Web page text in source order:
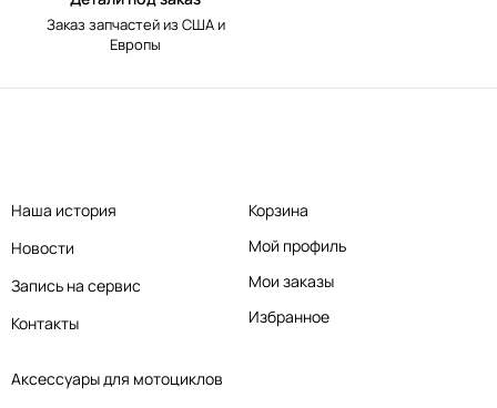
Заказ запчастей из США и
Европы
Аксессуары для мотоциклов
Наша история
Новости
Запись на сервис
Контакты
Корзина
Мой профиль
Мои заказы
Избранное